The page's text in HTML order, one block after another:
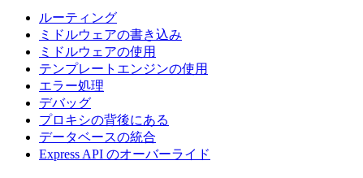
ルーティング
ミドルウェアの書き込み
ミドルウェアの使用
テンプレートエンジンの使用
エラー処理
デバッグ
プロキシの背後にある
データベースの統合
Express API のオーバーライド